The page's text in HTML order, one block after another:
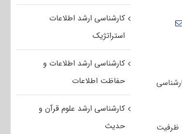
ظرفیت کارشناسی
ظرفیت‌
کارشناسی ارشد اطلاعات
استراتژیک
کارشناسی ارشد اطلاعات و
حفاظت اطلاعات
کارشناسی ارشد علوم قرآن و
حدیث